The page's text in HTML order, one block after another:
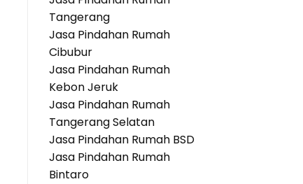
Tangerang
Jasa Pindahan Rumah
Cibubur
Jasa Pindahan Rumah
Kebon Jeruk
Jasa Pindahan Rumah
Tangerang Selatan
Jasa Pindahan Rumah BSD
Jasa Pindahan Rumah
Bintaro